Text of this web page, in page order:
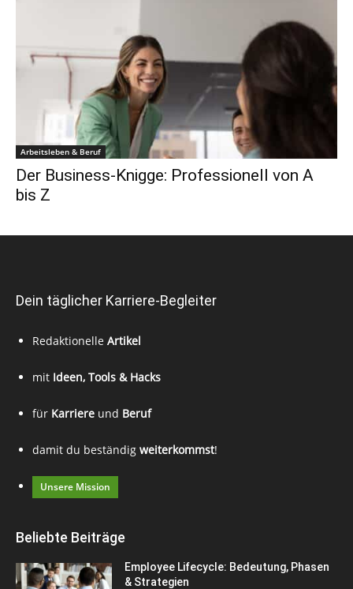
Arbeitsleben & Beruf
Der Business-Knigge: Professionell von A
bis Z
Dein täglicher Karriere-Begleiter
Redaktionelle Artikel
mit Ideen, Tools & Hacks
für Karriere und Beruf
damit du beständig weiterkommst!
Unsere Mission
Beliebte Beiträge
Employee Lifecycle: Bedeutung, Phasen
& Strategien